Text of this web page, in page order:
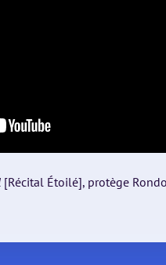
[Récital Étoilé], protège